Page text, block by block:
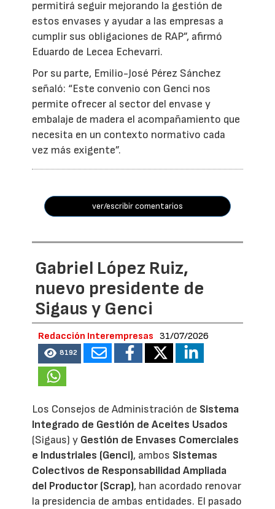
permitirá seguir mejorando la gestión de
estos envases y ayudar a las empresas a
cumplir sus obligaciones de RAP”, afirmó
Eduardo de Lecea Echevarri.
Por su parte, Emilio-José Pérez Sánchez
señaló: “Este convenio con Genci nos
permite ofrecer al sector del envase y
embalaje de madera el acompañamiento que
necesita en un contexto normativo cada
vez más exigente”.
ver/escribir comentarios
Gabriel López Ruiz,
nuevo presidente de
Sigaus y Genci
Redacción Interempresas 31/07/2026
8192
Los Consejos de Administración de Sistema
Integrado de Gestión de Aceites Usados
(Sigaus) y Gestión de Envases Comerciales
e Industriales (Genci), ambos Sistemas
Colectivos de Responsabilidad Ampliada
del Productor (Scrap), han acordado renovar
la presidencia de ambas entidades. El pasado